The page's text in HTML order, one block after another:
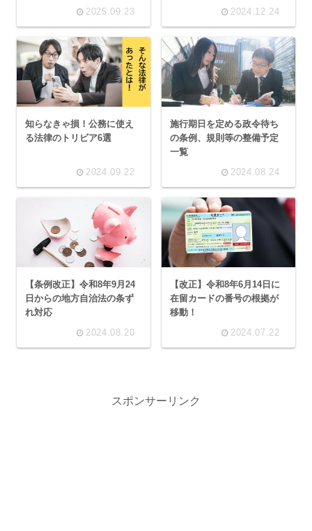
2025.09.23
2024.12.24
知らなきゃ損！公務に使え
る法律のトリビア6選
2024.09.22
施行期日を定める政令待ち
の条例、規則等の整備予定
一覧
2024.08.24
【条例改正】令和8年9月24
日からの地方自治法の条ず
れ対応
2024.08.20
【改正】令和8年6月14日に
在留カードの番号の根拠が
移動！
2024.07.22
スポンサーリンク